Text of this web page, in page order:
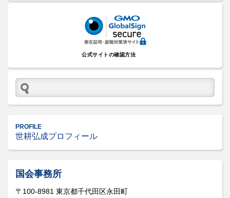
公式サイトの確認方法
PROFILE
世耕弘成プロフィール
国会事務所
〒100-8981 東京都千代田区永田町